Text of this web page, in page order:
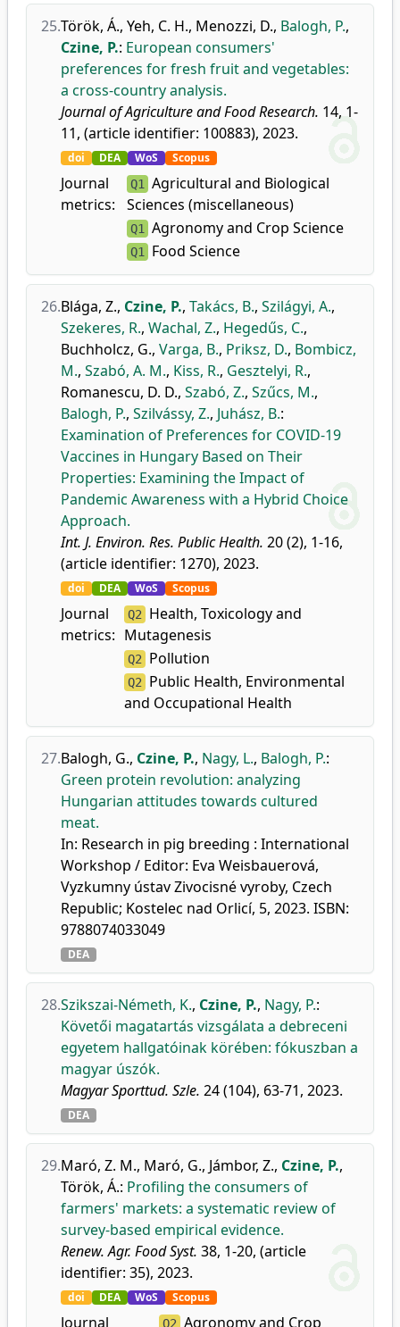
25.Török, Á., Yeh, C. H., Menozzi, D., Balogh, P.,
Czine, P.: European consumers'
preferences for fresh fruit and vegetables:
a cross-country analysis.
Journal of Agriculture and Food Research. 14, 1-
11, (article identifier: 100883), 2023.
doi DEA WoS Scopus
Journal
metrics:
Q1
Agricultural and Biological
Sciences (miscellaneous)
Q1 Agronomy and Crop Science
Q1 Food Science
26.Blága, Z., Czine, P., Takács, B., Szilágyi, A.,
Szekeres, R., Wachal, Z., Hegedűs, C.,
Buchholcz, G., Varga, B., Priksz, D., Bombicz,
M., Szabó, A. M., Kiss, R., Gesztelyi, R.,
Romanescu, D. D., Szabó, Z., Szűcs, M.,
Balogh, P., Szilvássy, Z., Juhász, B.:
Examination of Preferences for COVID-19
Vaccines in Hungary Based on Their
Properties: Examining the Impact of
Pandemic Awareness with a Hybrid Choice
Approach.
Int. J. Environ. Res. Public Health. 20 (2), 1-16,
(article identifier: 1270), 2023.
doi DEA WoS Scopus
Journal
metrics:
Q2
Health, Toxicology and
Mutagenesis
Q2 Pollution
Q2
Public Health, Environmental
and Occupational Health
27.Balogh, G., Czine, P., Nagy, L., Balogh, P.:
Green protein revolution: analyzing
Hungarian attitudes towards cultured
meat.
In: Research in pig breeding : International
Workshop / Editor: Eva Weisbauerová,
Vyzkumny ústav Zivocisné vyroby, Czech
Republic; Kostelec nad Orlicí, 5, 2023. ISBN:
9788074033049
DEA
28.Szikszai-Németh, K., Czine, P., Nagy, P.:
Követői magatartás vizsgálata a debreceni
egyetem hallgatóinak körében: fókuszban a
magyar úszók.
Magyar Sporttud. Szle. 24 (104), 63-71, 2023.
DEA
29.Maró, Z. M., Maró, G., Jámbor, Z., Czine, P.,
Török, Á.: Profiling the consumers of
farmers' markets: a systematic review of
survey-based empirical evidence.
Renew. Agr. Food Syst. 38, 1-20, (article
identifier: 35), 2023.
doi DEA WoS Scopus
Journal Q2 Agronomy and Crop